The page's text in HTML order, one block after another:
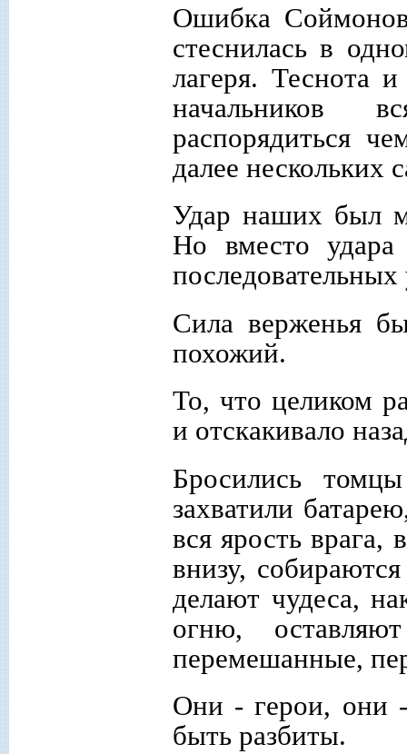
Ошибка
стеснилась в
лагеря. Теснота
начальников
распорядиться
далее нескольких
Удар наших был
Но вместо
Сила верженья
похожий.
То, что целиком
и отскакивало
Бросились
захватили
вся ярость врага,
внизу,
делают чудеса,
огню,
перемешанные,
Они - герои, они
быть разбиты.